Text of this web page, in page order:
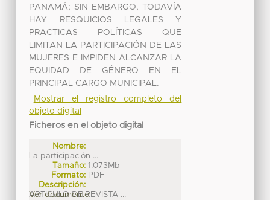
PANAMÁ; SIN EMBARGO, TODAVÍA
HAY RESQUICIOS LEGALES Y
PRACTICAS POLÍTICAS QUE
LIMITAN LA PARTICIPACIÓN DE LAS
MUJERES E IMPIDEN ALCANZAR LA
EQUIDAD DE GÉNERO EN EL
PRINCIPAL CARGO MUNICIPAL.
Mostrar el registro completo del
objeto digital
Ficheros en el objeto digital
Nombre:
La participación ...
Tamaño: 1.073Mb
Formato: PDF
Descripción:
ARTICULO DE REVISTA ...
Ver documento